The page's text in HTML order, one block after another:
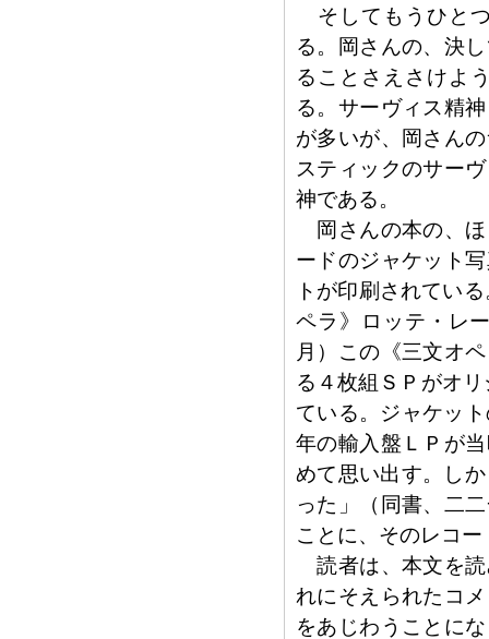
そしてもうひと
る。岡さんの、決
ることさえさけよ
る。サーヴィス精
が多いが、岡さん
スティックのサー
神である。
岡さんの本の、ほ
ードのジャケット
トが印刷されてい
ペラ》ロッテ・レ
月）この《三文オ
る４枚組ＳＰがオ
ている。ジャケッ
年の輸入盤ＬＰが
めて思い出す。し
った」（同書、二
ことに、そのレコ
読者は、本文を読
れにそえられたコ
をあじわうことに